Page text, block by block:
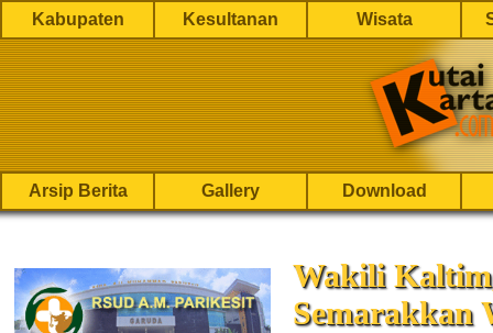
Kabupaten Kesultanan Wisata
Arsip Berita Gallery Download
Wakili
Semarakkan